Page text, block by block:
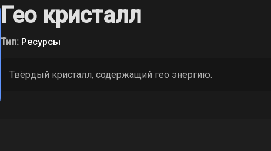
Гео кристалл
Тип: Ресурсы
Твёрдый кристалл, содержащий гео энергию.